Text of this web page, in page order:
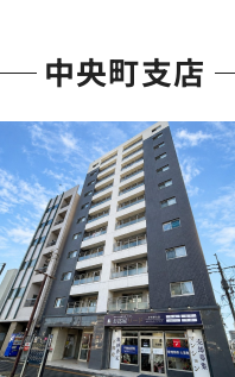
中央町支店